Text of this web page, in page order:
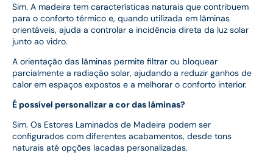
Sim. A madeira tem características naturais que contribuem
para o conforto térmico e, quando utilizada em lâminas
orientáveis, ajuda a controlar a incidência direta da luz solar
junto ao vidro.
A orientação das lâminas permite filtrar ou bloquear
parcialmente a radiação solar, ajudando a reduzir ganhos de
calor em espaços expostos e a melhorar o conforto interior.
É possível personalizar a cor das lâminas?
Sim. Os Estores Laminados de Madeira podem ser
configurados com diferentes acabamentos, desde tons
naturais até opções lacadas personalizadas.